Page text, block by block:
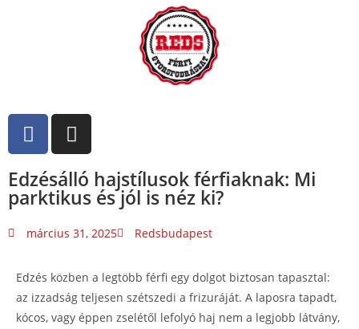
Edzésálló hajstílusok férfiaknak: Mi
parktikus és jól is néz ki?
március 31, 2025 Redsbudapest
Edzés közben a legtöbb férfi egy dolgot biztosan tapasztal:
az izzadság teljesen szétszedi a frizuráját. A laposra tapadt,
kócos, vagy éppen zselétől lefolyó haj nem a legjobb látvány,